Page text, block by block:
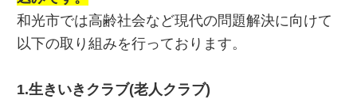
和光市では高齢社会など現代の問題解決に向けて
以下の取り組みを行っております。
1.生きいきクラブ(老人クラブ)